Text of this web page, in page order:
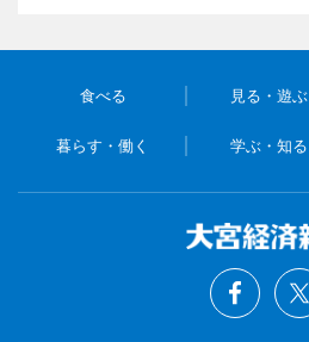
食べる 見る・遊ぶ
暮らす・働く 学ぶ・知る